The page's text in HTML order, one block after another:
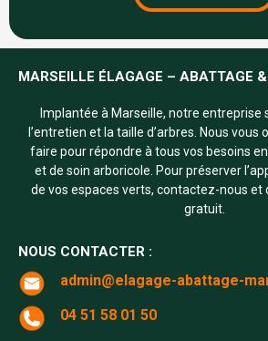
MARSEILLE ÉLAGAGE – ABATTAGE &
Implantée à Marseille, notre entreprise
l’entretien et la taille d’arbres. Nous
faire pour répondre à tous vos besoins
et de soin arboricole. Pour préserver
de vos espaces verts, contactez-nous et
gratuit.
NOUS CONTACTER :
admin@elagage-abattage-
04 51 58 01 50